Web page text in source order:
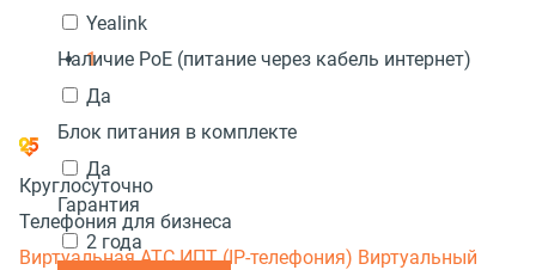
Yealink
Наличие PoE (питание через кабель интернет)
Да
Блок питания в комплекте
Да
Гарантия
2 года
1
Круглосуточно
Телефония для бизнеса
Виртуальная АТСИПТ (IP-телефония) Виртуальный